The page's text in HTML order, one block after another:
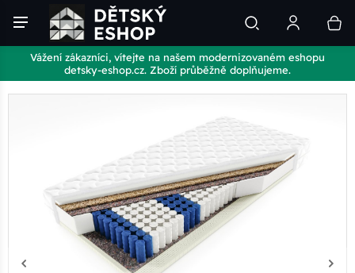
Vážení zákazníci, vítejte na našem modernizovaném eshopu
detsky-eshop.cz. Zboží průběžně doplňujeme.